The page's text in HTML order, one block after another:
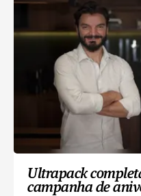
Ultrapack
campanha de